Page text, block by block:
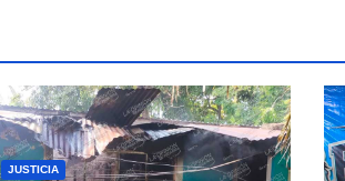
JUSTICIA